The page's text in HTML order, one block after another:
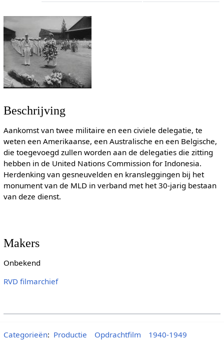
Beschrijving
Aankomst van twee militaire en een civiele delegatie, te
weten een Amerikaanse, een Australische en een Belgische,
die toegevoegd zullen worden aan de delegaties die zitting
hebben in de United Nations Commission for Indonesia.
Herdenking van gesneuvelden en kransleggingen bij het
monument van de MLD in verband met het 30-jarig bestaan
van deze dienst.
Makers
Onbekend
RVD filmarchief
Categorieën: Productie Opdrachtfilm
1940-1949